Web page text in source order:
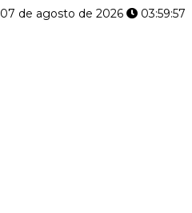
07 de agosto de 2026 03:59:57